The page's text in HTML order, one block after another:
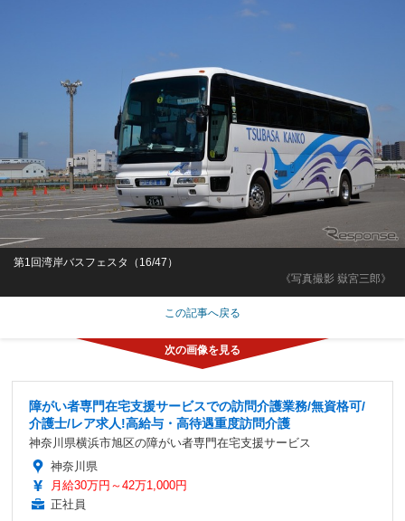
《写真撮影 嶽宮三郎》
第1回湾岸バスフェスタ（16/47）
この記事へ戻る
障がい者専門在宅支援サービスでの訪問介護業務/無資格可/
介護士/レア求人!高給与・高待遇重度訪問介護
神奈川県横浜市旭区の障がい者専門在宅支援サービス
神奈川県
月給30万円～42万1,000円
正社員